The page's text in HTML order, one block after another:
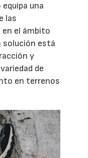
una
las
el ámbito
solución está
y
de
en terrenos